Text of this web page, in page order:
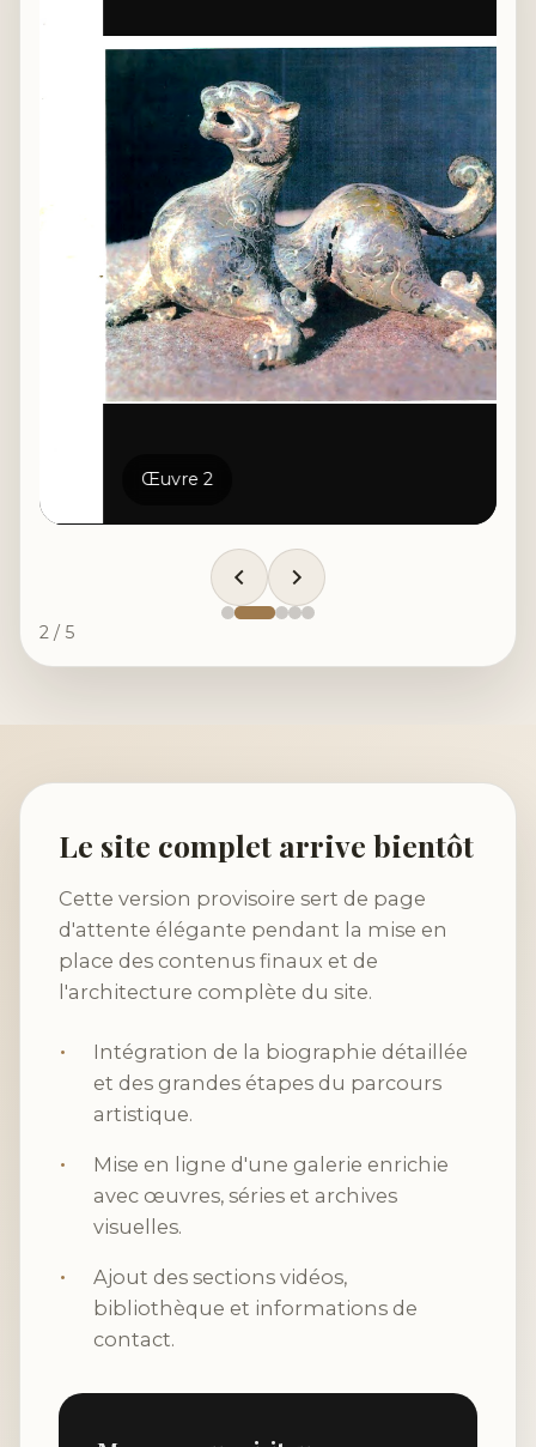
Œuvre 2
2 / 5
Le site complet arrive bientôt
Cette version provisoire sert de page
d'attente élégante pendant la mise en
place des contenus finaux et de
l'architecture complète du site.
Intégration de la biographie détaillée
et des grandes étapes du parcours
artistique.
Mise en ligne d'une galerie enrichie
avec œuvres, séries et archives
visuelles.
Ajout des sections vidéos,
bibliothèque et informations de
contact.